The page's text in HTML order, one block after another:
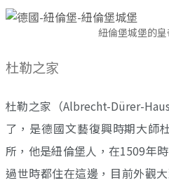
紐倫堡城堡的
杜勒之家
杜勒之家（Albrecht-Dürer-
了，是德國文藝復興時期大師
所，他是紐倫堡人，在1509年
過世時都住在這邊，目前外觀